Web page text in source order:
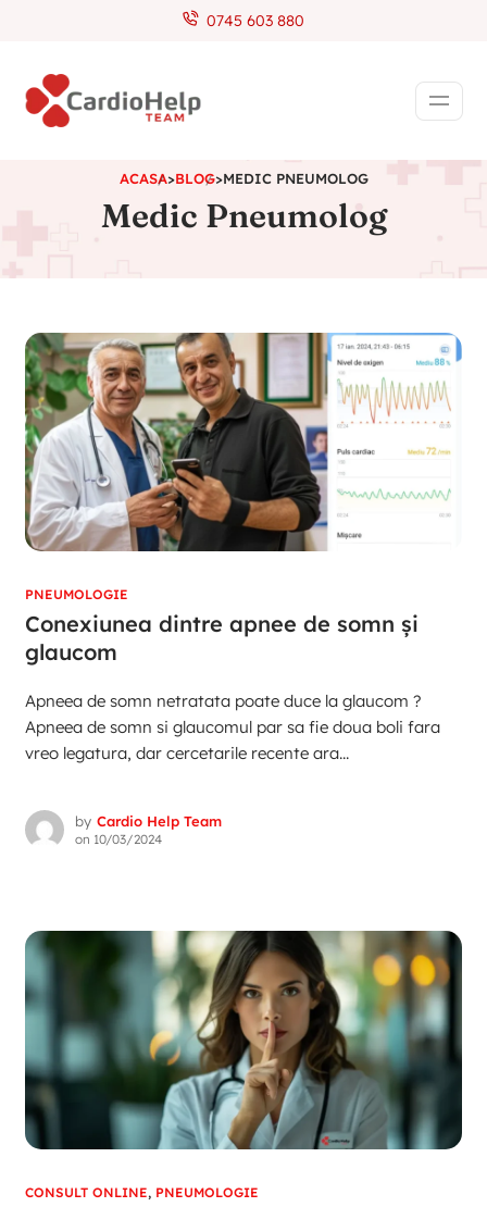
0745 603 880
ACASA>BLOG>MEDIC PNEUMOLOG
Medic Pneumolog
PNEUMOLOGIE
Conexiunea dintre apnee de somn și
glaucom
Apneea de somn netratata poate duce la glaucom ?
Apneea de somn si glaucomul par sa fie doua boli fara
vreo legatura, dar cercetarile recente ara...
by Cardio Help Team
on 10/03/2024
CONSULT ONLINE, PNEUMOLOGIE